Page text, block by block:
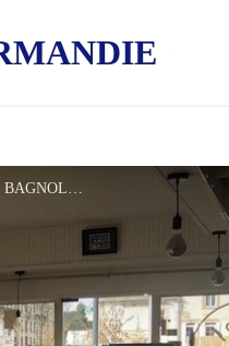
Esplanade-de-Bagnoles - ©OT BAGNOLES